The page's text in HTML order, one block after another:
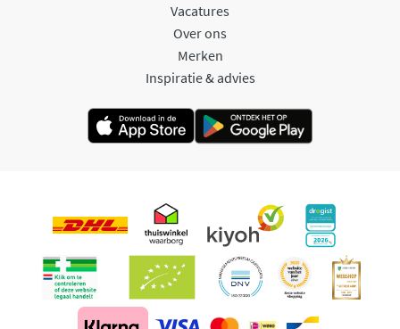
Vacatures
Over ons
Merken
Inspiratie & advies